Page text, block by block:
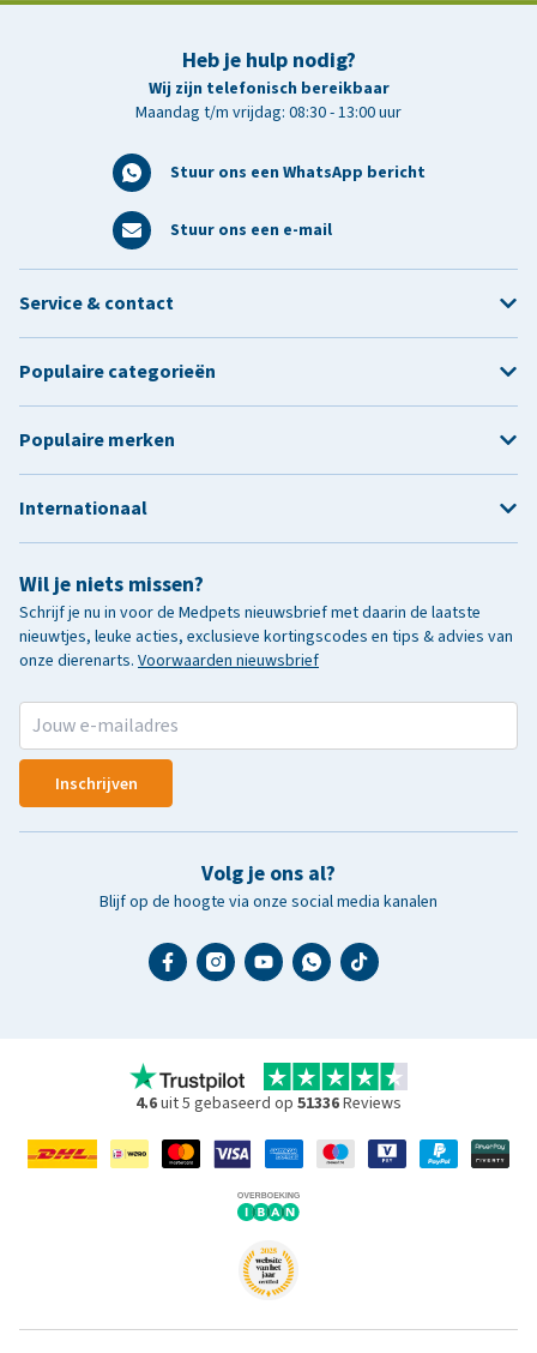
Heb je hulp nodig?
Wij zijn telefonisch bereikbaar
Maandag t/m vrijdag: 08:30 - 13:00 uur
Stuur ons een WhatsApp bericht
Stuur ons een e-mail
Wil je niets missen?
Schrijf je nu in voor de Medpets nieuwsbrief met daarin de laatste
nieuwtjes, leuke acties, exclusieve kortingscodes en tips & advies van
onze dierenarts. Voorwaarden nieuwsbrief
Inschrijven
Volg je ons al?
Blijf op de hoogte via onze social media kanalen
Service & contact
Populaire categorieën
Populaire merken
Internationaal
4.6uit 5 gebaseerd op 51336Reviews